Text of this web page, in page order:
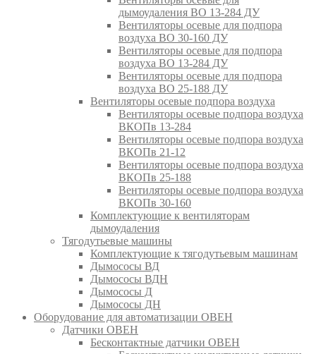
дымоудаления ВО 13-284 ДУ
Вентиляторы осевые для подпора
воздуха ВО 30-160 ДУ
Вентиляторы осевые для подпора
воздуха ВО 13-284 ДУ
Вентиляторы осевые для подпора
воздуха ВО 25-188 ДУ
Вентиляторы осевые подпора воздуха
Вентиляторы осевые подпора воздуха
ВКОПв 13-284
Вентиляторы осевые подпора воздуха
ВКОПв 21-12
Вентиляторы осевые подпора воздуха
ВКОПв 25-188
Вентиляторы осевые подпора воздуха
ВКОПв 30-160
Комплектующие к вентиляторам
дымоудаления
Тягодутьевые машины
Комплектующие к тягодутьевым машинам
Дымососы ВД
Дымососы ВДН
Дымососы Д
Дымососы ДН
Оборудование для автоматизации ОВЕН
Датчики ОВЕН
Бесконтактные датчики ОВЕН